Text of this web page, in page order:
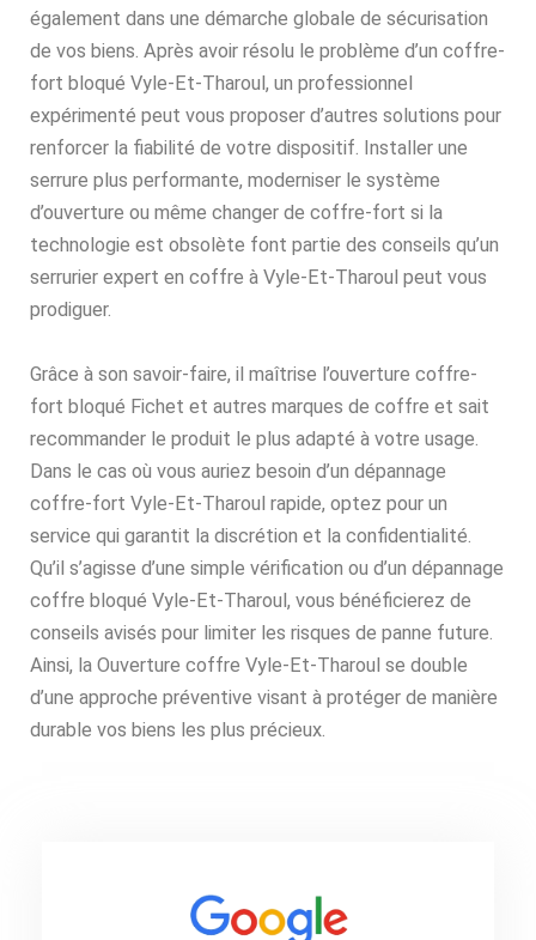
également dans une démarche globale de sécurisation
de vos biens. Après avoir résolu le problème d’un coffre-
fort bloqué Vyle-Et-Tharoul, un professionnel
expérimenté peut vous proposer d’autres solutions pour
renforcer la fiabilité de votre dispositif. Installer une
serrure plus performante, moderniser le système
d’ouverture ou même changer de coffre-fort si la
technologie est obsolète font partie des conseils qu’un
serrurier expert en coffre à Vyle-Et-Tharoul peut vous
prodiguer.
Grâce à son savoir-faire, il maîtrise l’ouverture coffre-
fort bloqué Fichet et autres marques de coffre et sait
recommander le produit le plus adapté à votre usage.
Dans le cas où vous auriez besoin d’un dépannage
coffre-fort Vyle-Et-Tharoul rapide, optez pour un
service qui garantit la discrétion et la confidentialité.
Qu’il s’agisse d’une simple vérification ou d’un dépannage
coffre bloqué Vyle-Et-Tharoul, vous bénéficierez de
conseils avisés pour limiter les risques de panne future.
Ainsi, la Ouverture coffre Vyle-Et-Tharoul se double
d’une approche préventive visant à protéger de manière
durable vos biens les plus précieux.